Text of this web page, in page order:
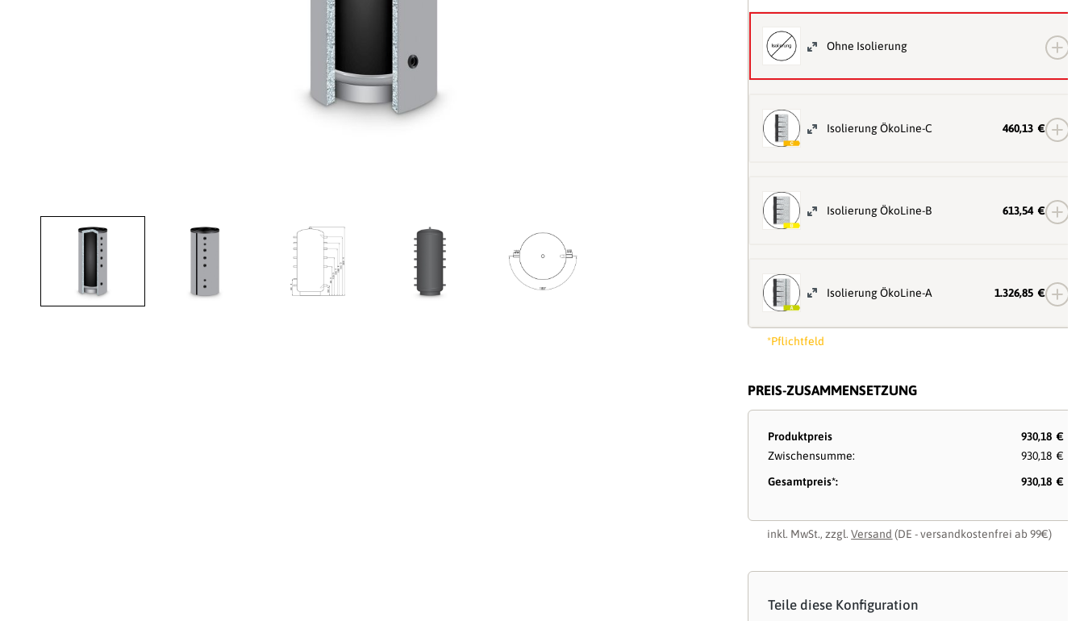
Ohne Isolierung
Isolierung ÖkoLine-C 460,13 €
Isolierung ÖkoLine-B 613,54 €
Isolierung ÖkoLine-A 1.326,85 €
*Pflichtfeld
PREIS-ZUSAMMENSETZUNG
Produktpreis
930,18 €
Zwischensumme:
930,18 €
Gesamtpreis*:
930,18 €
inkl. MwSt., zzgl.Versand (DE - versandkostenfrei ab 99€)
Teile diese Konfiguration